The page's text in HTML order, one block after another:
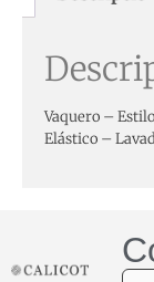
Vaquero –
Elástico –